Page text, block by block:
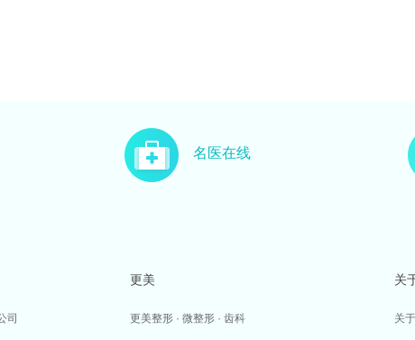
名医在线
司
更美
更美整形 · 微整形 · 齿科
关
关